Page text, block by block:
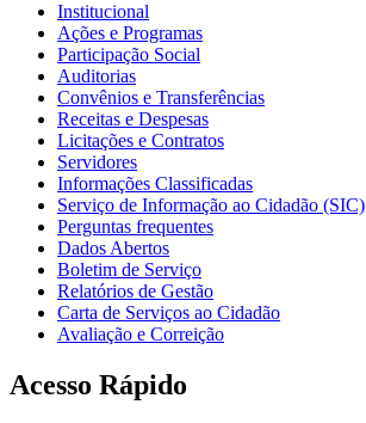
Institucional
Ações e Programas
Participação Social
Auditorias
Convênios e Transferências
Receitas e Despesas
Licitações e Contratos
Servidores
Informações Classificadas
Serviço de Informação ao Cidadão (SIC)
Perguntas frequentes
Dados Abertos
Boletim de Serviço
Relatórios de Gestão
Carta de Serviços ao Cidadão
Avaliação e Correição
Acesso Rápido